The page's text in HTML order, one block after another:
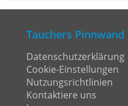
Tauchers Pinnwand
Datenschutzerklärung
Cookie-Einstellungen
Nutzungsrichtlinien
Kontaktiere uns